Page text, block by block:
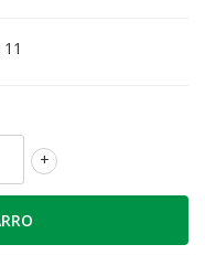
11
+